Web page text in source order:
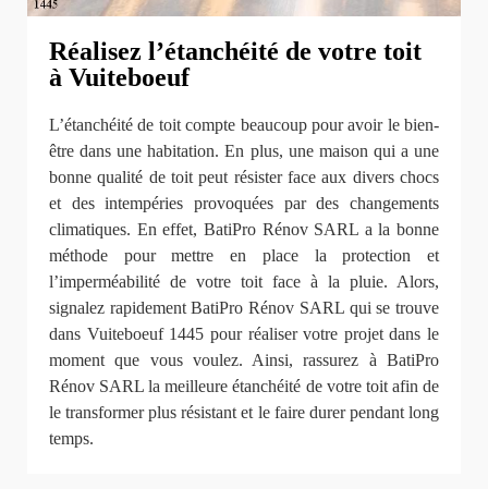
Réalisez l’étanchéité de votre toit
à Vuiteboeuf
L’étanchéité de toit compte beaucoup pour avoir le bien-
être dans une habitation. En plus, une maison qui a une
bonne qualité de toit peut résister face aux divers chocs
et des intempéries provoquées par des changements
climatiques. En effet, BatiPro Rénov SARL a la bonne
méthode pour mettre en place la protection et
l’imperméabilité de votre toit face à la pluie. Alors,
signalez rapidement BatiPro Rénov SARL qui se trouve
dans Vuiteboeuf 1445 pour réaliser votre projet dans le
moment que vous voulez. Ainsi, rassurez à BatiPro
Rénov SARL la meilleure étanchéité de votre toit afin de
le transformer plus résistant et le faire durer pendant long
temps.